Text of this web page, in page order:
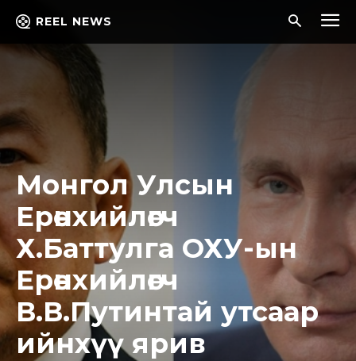
REEL NEWS
Монгол Улсын
Ерөнхийлөгч
Х.Баттулга ОХУ-ын
Ерөнхийлөгч
В.В.Путинтай утсаар
ийнхүү ярив